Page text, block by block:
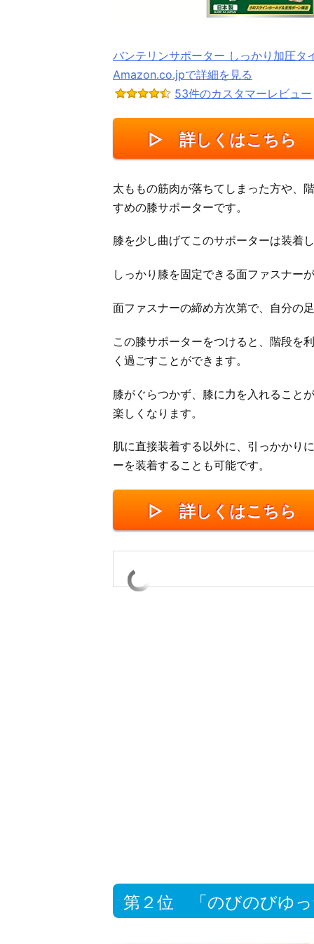
バンテリンサポーター しっかり加圧タ
Amazon.co.jpで詳細を見る
53件のカスタマーレビュー
▷ 詳しくはこちら
太ももの筋肉が落ちてしまった方や、
すめの膝サポーターです。
膝を少し曲げてこのサポーターは装着
しっかり膝を固定できる面ファスナー
面ファスナーの締め方次第で、自分の
この膝サポーターをつけると、階段を
く過ごすことができます。
膝がぐらつかず、膝に力を入れること
楽しくなります。
肌に直接装着する以外に、引っかかり
ーを装着することも可能です。
▷ 詳しくはこちら
第２位 「のびのびゆ